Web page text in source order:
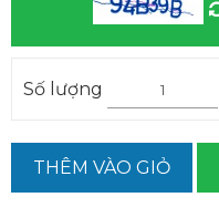
Số lượng
THÊM VÀO GIỎ